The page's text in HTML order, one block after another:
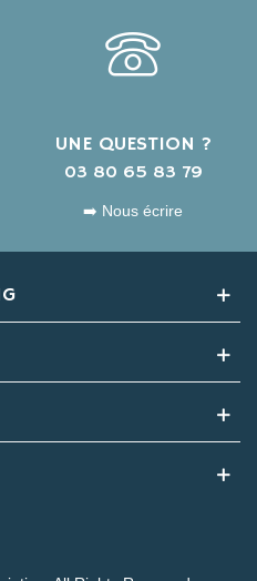
UNE QUESTION ?
03 80 65 83 79
➡️ Nous écrire